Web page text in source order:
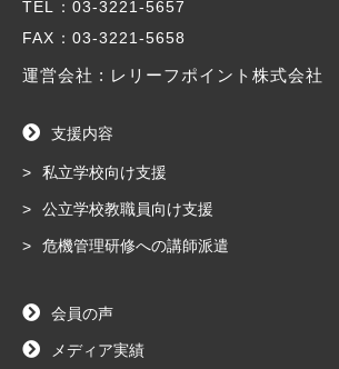
TEL ：03-3221-5657
FAX ：03-3221-5658
運営会社 : レリーフポイント株式会社
支援内容
私立学校向け支援
公立学校教職員向け支援
危機管理研修への講師派遣
会員の声
メディア実績